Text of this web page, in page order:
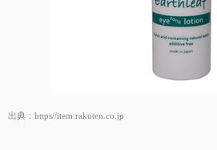
出典： https//item.rakuten.co.jp